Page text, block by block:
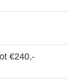
€240,-